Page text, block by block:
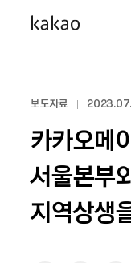
보도자료
카카오메
서울본부
지역상생